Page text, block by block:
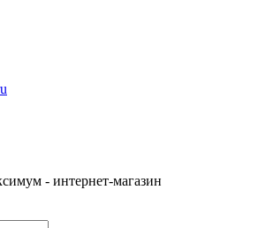
- интернет-магазин